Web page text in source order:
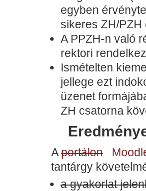
egyben
sikeres ZH/PZH
A PPZH-n való
rektori
Ismételten
jellege ezt
üzenet
ZH csatorna
Aportálon
tantárgy
a gyakorlat